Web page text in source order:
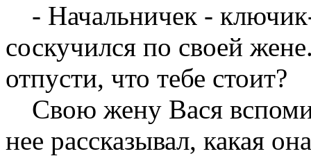
- Начальничек -
соскучился по своей
отпусти, что тебе стоит?
Свою жену Вася
нее рассказывал, какая